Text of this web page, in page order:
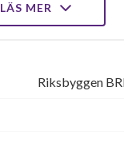
LÄS MER
Riksbyggen